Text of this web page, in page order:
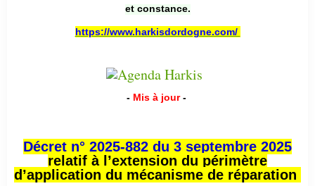
et constance.
https://www.harkisdordogne.com/
- Mis à jour -
Décret n° 2025-882 du 3 septembre 2025
relatif à l’extension du périmètre
d’application du mécanisme de réparation